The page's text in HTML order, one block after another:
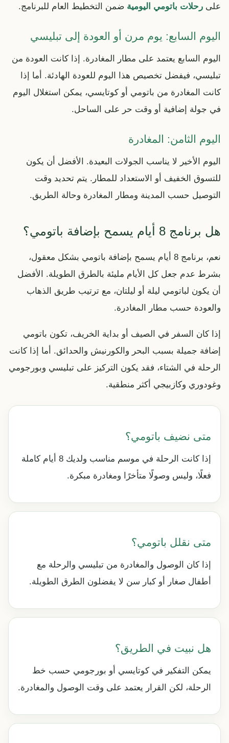
على رحلات باتومي اليومية ضمن التخطيط العام للبرنامج.
اليوم السابع: يوم مرن أو العودة إلى تبليسي
اليوم السابع يعتمد على مطار المغادرة. إذا كانت العودة من
تبليسي، فيفضل تخصيص هذا اليوم للعودة الهادئة. أما إذا
كانت المغادرة من باتومي أو كوتايسي، يمكن استغلال اليوم
في جولة إضافية أو وقت حر على الساحل.
اليوم الثامن: المغادرة
اليوم الأخير لا يناسب الجولات البعيدة. الأفضل أن يكون
للتسوق الخفيف أو الاستعداد للمطار. يتم تحديد وقت
التوصيل حسب المدينة ومطار المغادرة وحالة الطريق.
هل برنامج 8 أيام يسمح بإضافة باتومي؟
نعم، برنامج 8 أيام يسمح بإضافة باتومي بشكل معقول،
بشرط عدم جعل كل الأيام مليئة بالطرق الطويلة. الأفضل
أن يكون لباتومي ليلة أو ليلتان، مع ترتيب طريق الذهاب
والعودة حسب مطار المغادرة.
إذا كان السفر في الصيف أو بداية الخريف، تكون باتومي
إضافة جميلة بسبب البحر والكورنيش والحدائق. أما إذا كانت
الرحلة في الشتاء، فقد يكون التركيز على تبليسي وبورجومي
وغودوري وكازبيجي أكثر منطقية.
متى نضيف باتومي؟
إذا كانت الرحلة في موسم مناسب ولديك 8 أيام كاملة
فعلًا، وليس وصولًا متأخرًا ومغادرة مبكرة.
متى نقلل باتومي؟
إذا كان الوصول والمغادرة من تبليسي والرحلة مع
أطفال صغار أو كبار سن لا يفضلون الطرق الطويلة.
هل نبيت في الطريق؟
يمكن التفكير في كوتايسي أو بورجومي حسب خط
الرحلة، لكن القرار يعتمد على وقت الوصول والمغادرة.